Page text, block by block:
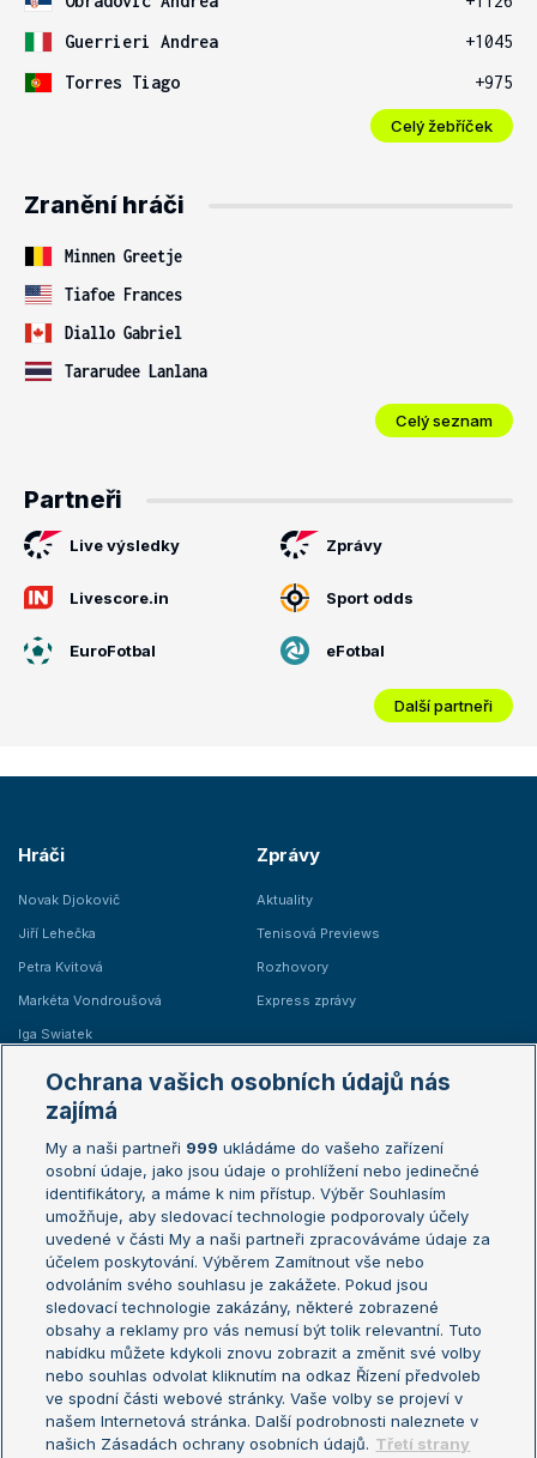
Guerrieri Andrea
+1045
Torres Tiago
+975
Celý žebříček
Zranění hráči
Minnen Greetje
Tiafoe Frances
Diallo Gabriel
Tararudee Lanlana
Celý seznam
Partneři
Live výsledky Zprávy
Livescore.in Sport odds
EuroFotbal eFotbal
Další partneři
Hráči
Novak Djokovič
Jiří Lehečka
Petra Kvitová
Markéta Vondroušová
Iga Swiatek
Zprávy
Aktuality
Tenisová Previews
Rozhovory
Express zprávy
Žebříčky
Žebříček ATP (muži)
Žebříček WTA (ženy)
Sázkařský žebříček
Australian Open
French Open
Wimbledon
US Open
Turnaj mistrů
Turnaj mistryň
Aktualní trendy
Fotbalové přestupy
Livesport Daily
Ochrana vašich osobních údajů nás
zajímá
My a naši partneři 999 ukládáme do vašeho zařízení
osobní údaje, jako jsou údaje o prohlížení nebo jedinečné
identifikátory, a máme k nim přístup. Výběr Souhlasím
umožňuje, aby sledovací technologie podporovaly účely
uvedené v části My a naši partneři zpracováváme údaje za
účelem poskytování. Výběrem Zamítnout vše nebo
odvoláním svého souhlasu je zakážete. Pokud jsou
sledovací technologie zakázány, některé zobrazené
obsahy a reklamy pro vás nemusí být tolik relevantní. Tuto
nabídku můžete kdykoli znovu zobrazit a změnit své volby
nebo souhlas odvolat kliknutím na odkaz Řízení předvoleb
ve spodní části webové stránky. Vaše volby se projeví v
našem Internetová stránka. Další podrobnosti naleznete v
našich Zásadách ochrany osobních údajů. Třetí strany